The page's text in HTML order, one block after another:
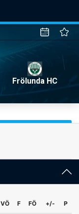
Frölunda HC
VÖ F FÖ +/- P